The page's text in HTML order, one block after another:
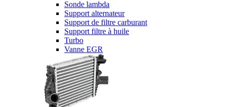
Sonde lambda
Support alternateur
Support de filtre carburant
Support filtre à huile
Turbo
Vanne EGR